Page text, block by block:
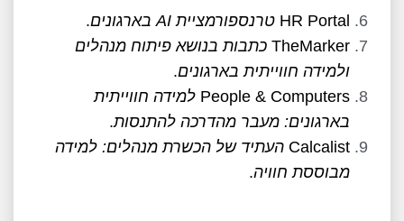
HR Portal טרנספורמצייתAI בארגונים.
TheMarker כתבות בנושא פיתוח מנהלים
ולמידה חווייתית בארגונים.
People & Computers למידה חווייתית
בארגונים: מעבר מהדרכה להתנסות.
Calcalist העתיד של הכשרת מנהלים: למידה
מבוססת חוויה.